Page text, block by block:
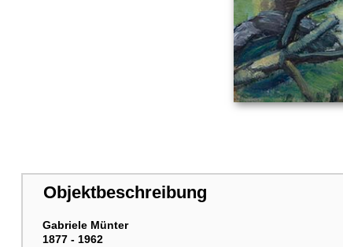
Objektbeschreibung
Gabriele Münter
1877 - 1962